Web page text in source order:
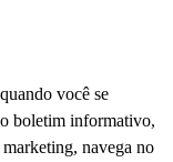
você se
boletim informativo,
navega no